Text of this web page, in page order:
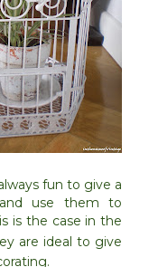
fun to give a
use them to
is the case in the
are ideal to give